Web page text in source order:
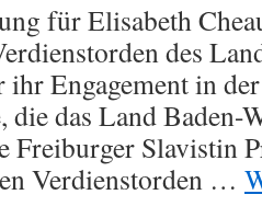
für Elisabeth
des
Engagement in
die das Land Baden-
Freiburger Slavistin
Verdienstorden …